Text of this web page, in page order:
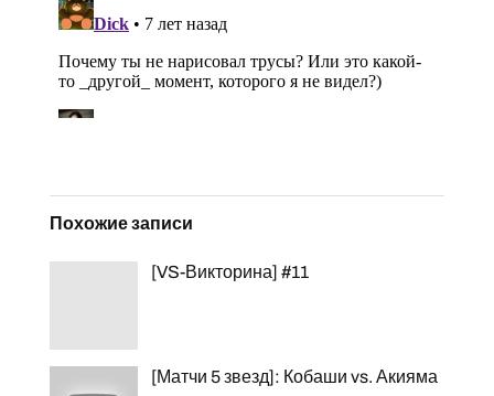
Похожие записи
[VS-Викторина] #11
[Матчи 5 звезд]: Кобаши vs. Акияма